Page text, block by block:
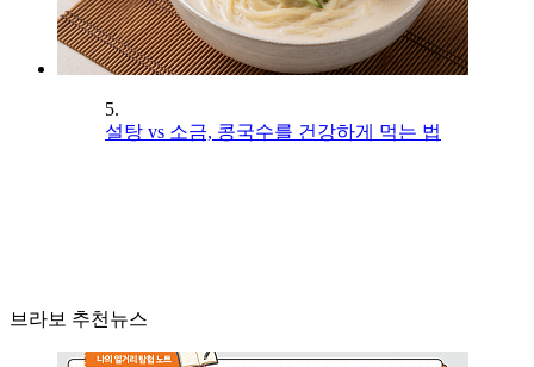
5.
설탕 vs 소금, 콩국수를 건강하게 먹는 법
브라보 추천뉴스